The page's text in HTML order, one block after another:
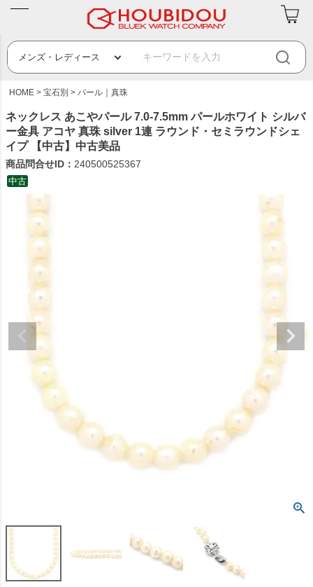
HOME 宝石別 パール｜真珠
ネックレス あこやパール 7.0-7.5mm パールホワイト シルバ
ー金具 アコヤ 真珠 silver 1連 ラウンド・セミラウンドシェ
イプ 【中古】中古美品
商品問合せID： 240500525367
中古